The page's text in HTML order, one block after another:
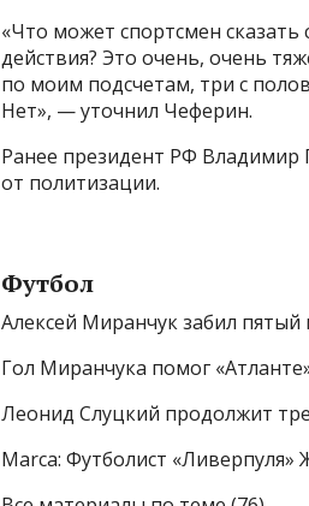
«Что может спортсмен
действия? Это очень, очень
по моим подсчетам, три с
Нет», — уточнил Чеферин.
Ранее президент РФ Владимир
от политизации.
Футбол
Алексей Миранчук забил пятый
Гол Миранчука помог
Леонид Слуцкий продолжит
Marca: Футболист «Ливерпуля»